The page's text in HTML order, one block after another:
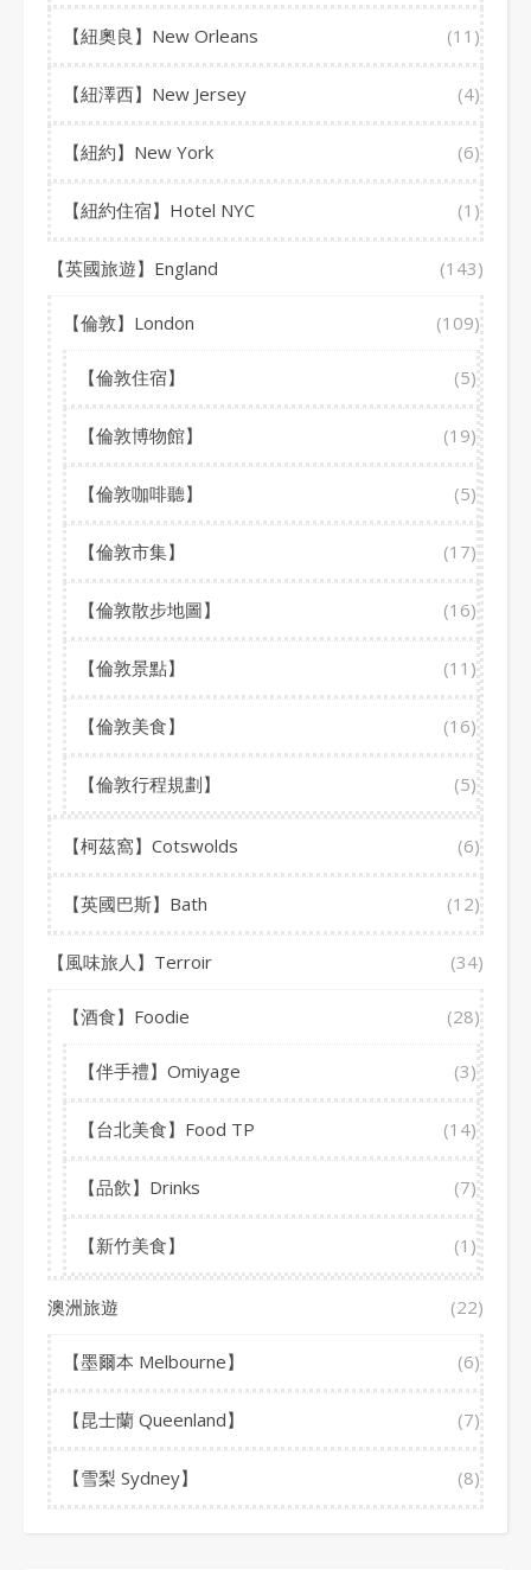
【紐奧良】New Orleans (11)
【紐澤西】New Jersey (4)
【紐約】New York (6)
【紐約住宿】Hotel NYC (1)
【英國旅遊】England (143)
【倫敦】London (109)
【倫敦住宿】 (5)
【倫敦博物館】 (19)
【倫敦咖啡聽】 (5)
【倫敦市集】 (17)
【倫敦散步地圖】 (16)
【倫敦景點】 (11)
【倫敦美食】 (16)
【倫敦行程規劃】 (5)
【柯茲窩】Cotswolds (6)
【英國巴斯】Bath (12)
【風味旅人】Terroir (34)
【酒食】Foodie (28)
【伴手禮】Omiyage (3)
【台北美食】Food TP (14)
【品飲】Drinks (7)
【新竹美食】 (1)
澳洲旅遊 (22)
【墨爾本 Melbourne】 (6)
【昆士蘭 Queenland】 (7)
【雪梨 Sydney】 (8)